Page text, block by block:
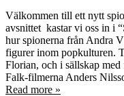
Välkommen till ett nytt
avsnittet kastar vi oss in i
hur spionerna från Andra
figurer inom popkulturen.
Florian, och i sällskap
Falk-filmerna Anders
Read more »